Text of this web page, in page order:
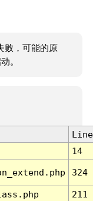
败，可能的原
。
Line
14
324
211